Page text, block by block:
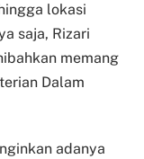
lokasi
saja, Rizari
memang
Dalam
adanya